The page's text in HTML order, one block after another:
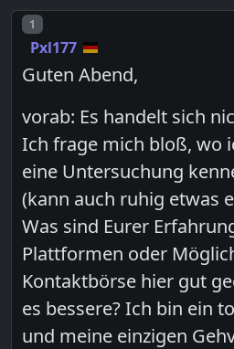
Post number
1
Pxl177
Guten Abend,
vorab: Es handelt sich
Ich frage mich bloß, wo
eine Untersuchung
(kann auch ruhig etwas
Was sind Eurer
Plattformen oder
Kontaktbörse hier gut
es bessere? Ich bin ein
und meine einzigen